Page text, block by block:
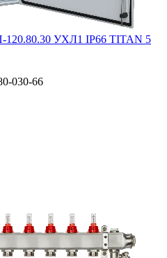
УХЛ1 IP66 TITAN 5
030-66